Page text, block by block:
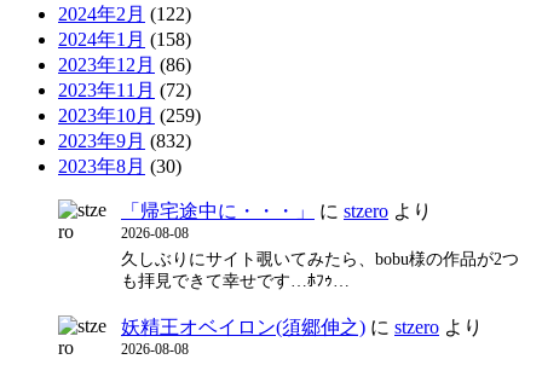
2024年2月 (122)
2024年1月 (158)
2023年12月 (86)
2023年11月 (72)
2023年10月 (259)
2023年9月 (832)
2023年8月 (30)
「帰宅途中に・・・」 に stzero より
2026-08-08
久しぶりにサイト覗いてみたら、bobu様の作品が2つ
も拝見できて幸せです…ﾎﾌｩ…
妖精王オベイロン(須郷伸之) に stzero より
2026-08-08